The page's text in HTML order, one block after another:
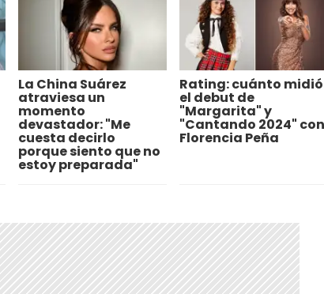
La China Suárez
atraviesa un
momento
devastador: "Me
cuesta decirlo
porque siento que no
estoy preparada"
Rating: cuánto midió
el debut de
"Margarita" y
"Cantando 2024" con
Florencia Peña